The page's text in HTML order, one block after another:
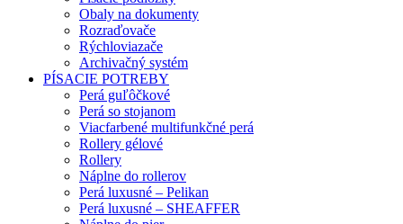
Obaly na dokumenty
Rozraďovače
Rýchloviazače
Archivačný systém
PÍSACIE POTREBY
Perá guľôčkové
Perá so stojanom
Viacfarbené multifunkčné perá
Rollery gélové
Rollery
Náplne do rollerov
Perá luxusné – Pelikan
Perá luxusné – SHEAFFER